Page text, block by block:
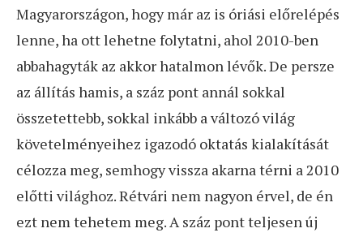
Magyarországon, hogy már az is óriási előrelépés
lenne, ha ott lehetne folytatni, ahol 2010-ben
abbahagyták az akkor hatalmon lévők. De persze
az állítás hamis, a száz pont annál sokkal
összetettebb, sokkal inkább a változó világ
követelményeihez igazodó oktatás kialakítását
célozza meg, semhogy vissza akarna térni a 2010
előtti világhoz. Rétvári nem nagyon érvel, de én
ezt nem tehetem meg. A száz pont teljesen új